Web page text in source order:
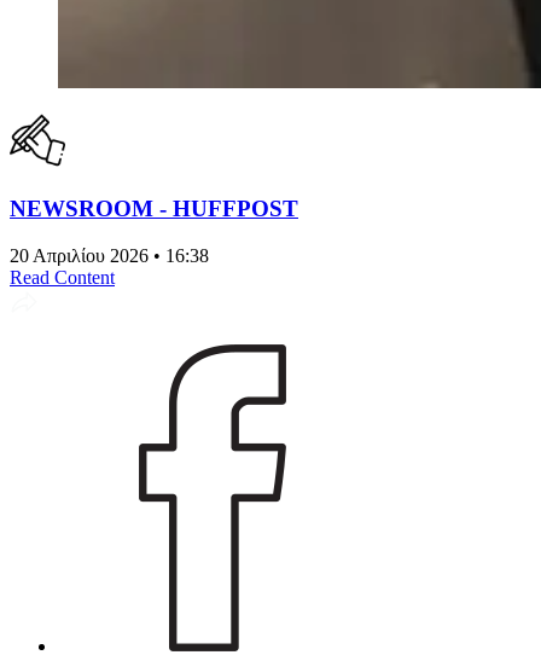
NEWSROOM - HUFFPOST
20 Απριλίου 2026 • 16:38
Read Content